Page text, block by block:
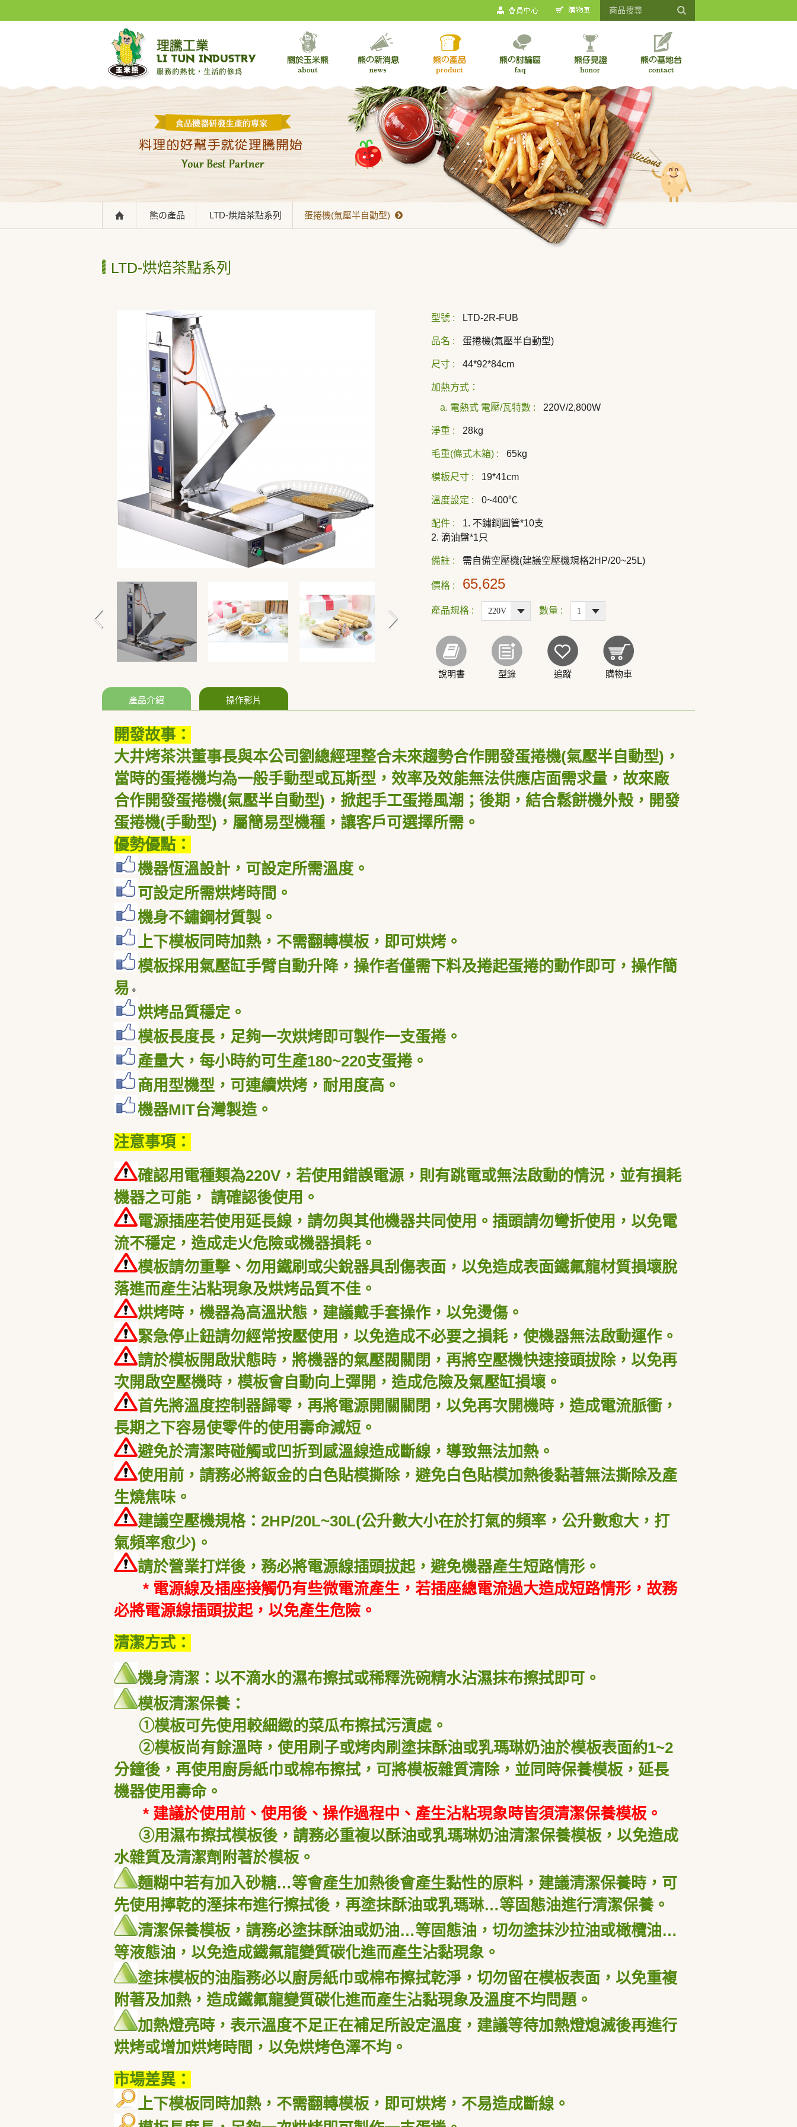
熊の產品 LTD-烘焙茶點系列 蛋捲機(氣壓半自動型)
LTD-烘焙茶點系列
型號 : LTD-2R-FUB
品名 : 蛋捲機(氣壓半自動型)
尺寸 : 44*92*84cm
加熱方式：
a. 電熱式 電壓/瓦特數 :
220V/2,800W
淨重 : 28kg
毛重(條式木箱) : 65kg
模板尺寸 : 19*41cm
溫度設定 : 0~400℃
配件 :
1. 不鏽鋼圓管*10支
2. 滴油盤*1只
備註 : 需自備空壓機(建議空壓機規格2HP/20~25L)
價格 : 65,625
產品規格 : 數量 :
說明書 型錄 追蹤 購物車
產品介紹 操作影片
開發故事：
大井烤茶洪董事長與本公司劉總經理整合未來趨勢合作開發蛋捲機(氣壓半自動型) ，
當時的蛋捲機均為一般手動型或瓦斯型，效率及效能無法供應店面需求量，故來廠
合作開發蛋捲機(氣壓半自動型) ，掀起手工蛋捲風潮；後期，結合鬆餅機外殼，開發
蛋捲機(手動型) ，屬簡易型機種，讓客戶可選擇所需。
優勢優點：
機器恆溫設計，可設定所需溫度。
可設定所需烘烤時間。
機身不鏽鋼材質製。
上下模板同時加熱，不需翻轉模板，即可烘烤。
模板採用氣壓缸手臂自動升降，操作者僅需下料及捲起蛋捲的動作即可，操作簡
易 。
烘烤品質穩定。
模板長度長，足夠一次烘烤即可製作一支蛋捲。
產量大，每小時約可生產180~220支蛋捲。
商用型機型，可連續烘烤，耐用度高。
機器MIT台灣製造。
注意事項：
確認用電種類為220V ， 若使用錯誤電源，則有跳電或無法啟動的情況，並有損耗
機器之可能， 請確認後使用。
電源插座若使用延長線，請勿與其他機器共同使用。插頭請勿彎折使用，以免電
流不穩定，造成走火危險或機器損耗。
模板請勿重擊、勿用鐵刷或尖銳器具刮傷表面，以免造成表面鐵氟龍材質損壞脫
落進而產生沾粘現象及烘烤品質不佳。
烘烤時，機器為高溫狀態，建議戴手套操作，以免燙傷。
緊急停止鈕請勿經常按壓使用，以免造成不必要之損耗，使機器無法啟動運作。
請於模板開啟狀態時，將機器的氣壓閥關閉，再將空壓機快速接頭拔除，以免再
次開啟空壓機時，模板會自動向上彈開，造成危險及氣壓缸損壞。
首先將溫度控制器歸零，再將電源開關關閉，以免再次開機時，造成電流脈衝，
長期之下容易使零件的使用壽命減短。
避免於清潔時碰觸或凹折到感溫線造成斷線，導致無法加熱。
使用前，請務必將鈑金的白色貼模撕除，避免白色貼模加熱後黏著無法撕除及產
生燒焦味。
建議空壓機規格：2HP/20L~30L(公升數大小在於打氣的頻率，公升數愈大，打
氣頻率愈少)。
請於營業打烊後，務必將電源線插頭拔起，避免機器產生短路情形。
* 電源線及插座接觸仍有些微電流產生，若插座總電流過大造成短路情形，故務
必將電源線插頭拔起，以免產生危險。
清潔方式：
機身清潔：以不滴水的濕布擦拭或稀釋洗碗精水沾濕抹布擦拭即可。
模板清潔保養：
①模板可先使用較細緻的菜瓜布擦拭污漬處。
②模板尚有餘溫時，使用刷子或烤肉刷塗抹酥油或乳瑪琳奶油於模板表面約1~2
分鐘後，再使用廚房紙巾或棉布擦拭，可將模板雜質清除，並同時保養模板，延長
機器使用壽命。
* 建議於使用前、使用後、操作過程中、產生沾粘現象時皆須清潔保養模板。
③用濕布擦拭模板後，請務必重複以酥油或乳瑪琳奶油清潔保養模板，以免造成
水雜質及清潔劑附著於模板。
麵糊中若有加入砂糖…等會產生加熱後會產生黏性的原料，建議清潔保養時，可
先使用擰乾的溼抹布進行擦拭後，再塗抹酥油或乳瑪琳…等固態油進行清潔保養。
清潔保養模板，請務必塗抹酥油或奶油…等固態油，切勿塗抹沙拉油或橄欖油…
等液態油，以免造成鐵氟龍變質碳化進而產生沾黏現象。
塗抹模板的油脂務必以廚房紙巾或棉布擦拭乾淨，切勿留在模板表面，以免重複
附著及加熱，造成鐵氟龍變質碳化進而產生沾黏現象及溫度不均問題。
加熱燈亮時，表示溫度不足正在補足所設定溫度，建議等待加熱燈熄滅後再進行
烘烤或增加烘烤時間，以免烘烤色澤不均。
市場差異：
上下模板同時加熱，不需翻轉模板，即可烘烤，不易造成斷線。